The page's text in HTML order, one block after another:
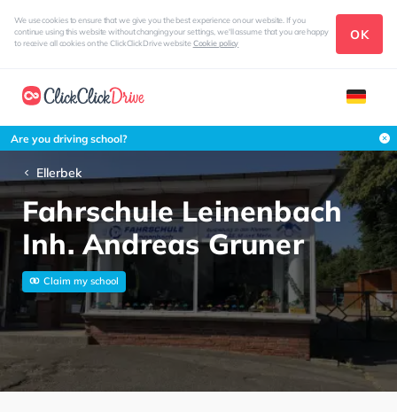
We use cookies to ensure that we give you the best experience on our website. If you
continue using this website without changing your settings, we'll assume that you are happy
to receive all cookies on the ClickClickDrive websiteCookie policy
OK
Are you driving school?
Ellerbek
Fahrschule Leinenbach
Inh. Andreas Gruner
Claim my school